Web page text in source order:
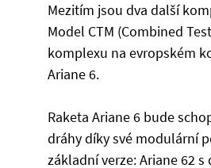
Mezitím jsou dva další
Model CTM (Combined
komplexu na evropském
Ariane 6.
Raketa Ariane 6 bude
dráhy díky své modulární
základní verze: Ariane 62